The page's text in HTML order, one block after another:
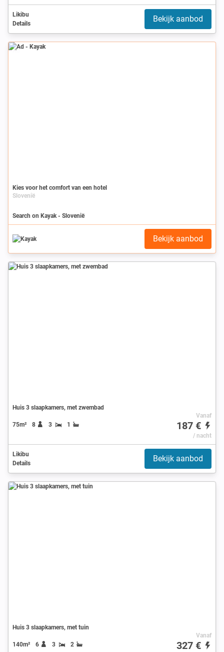
Likibu
Details
Bekijk aanbod
Ad
Kies voor het comfort van een hotel
Slovenië
Search on Kayak - Slovenië
Bekijk aanbod
Huis 3 slaapkamers, met zwembad
75m² 8 3 1
Vanaf
187 €
/ nacht
Likibu
Details
Bekijk aanbod
Huis 3 slaapkamers, met tuin
140m² 6 3 2
Vanaf
327 €